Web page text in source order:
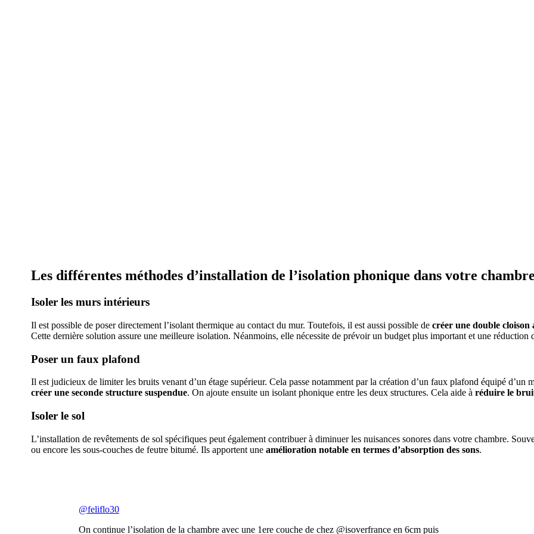
Les différentes méthodes d’installation de l’isolation phonique dans votre chambre
Isoler les murs intérieurs
Il est possible de poser directement l’isolant thermique au contact du mur. Toutefois, il est aussi possible de créer une double cloison
Cette dernière solution assure une meilleure isolation. Néanmoins, elle nécessite de prévoir un budget plus important et une réduction
Poser un faux plafond
Il est judicieux de limiter les bruits venant d’un étage supérieur. Cela passe notamment par la création d’un faux plafond équipé d’un
créer une seconde structure suspendue. On ajoute ensuite un isolant phonique entre les deux structures. Cela aide à réduire le
Isoler le sol
L’installation de revêtements de sol spécifiques peut également contribuer à diminuer les nuisances sonores dans votre chambre.
ou encore les sous-couches de feutre bitumé. Ils apportent une amélioration notable en termes d’absorption des sons.
@feliflo30
On continue l’isolation de la chambre avec une 1ere couche de chez @isoverfrance en 6cm puis